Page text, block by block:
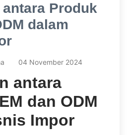
Produk
dalam
04 November 2024
antara
dan ODM
Impor